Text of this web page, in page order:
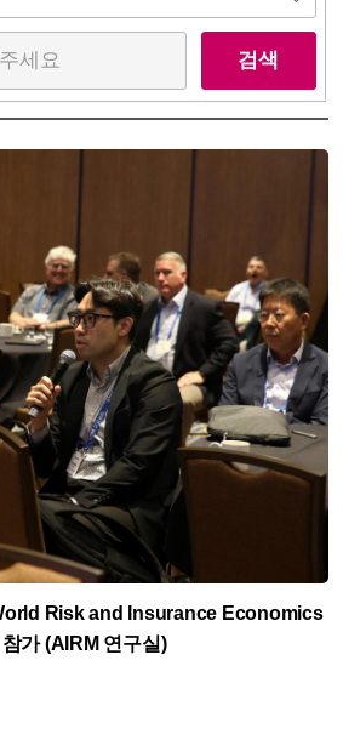
검색
Risk and Insurance Economics
가 (AIRM 연구실)